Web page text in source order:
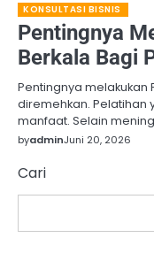
KONSULTASI BISNIS
Pentingnya
Berkala Bagi
Pentingnya melakukan
diremehkan. Pelatihan
manfaat. Selain
byadminJuni 20, 2026
Cari